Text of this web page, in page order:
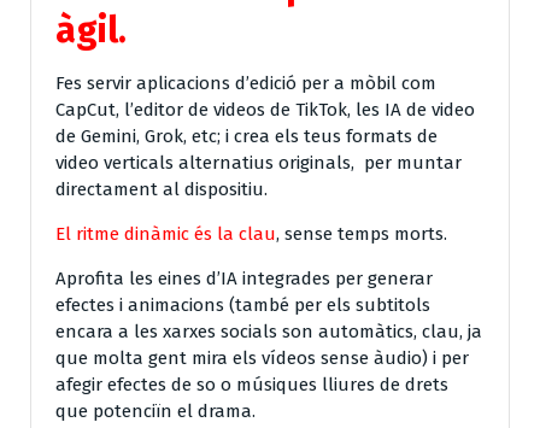
àgil.
Fes servir aplicacions d’edició per a mòbil com
CapCut, l’editor de videos de TikTok, les IA de video
de Gemini, Grok, etc; i crea els teus formats de
video verticals alternatius originals, per muntar
directament al dispositiu.
El ritme dinàmic és la clau, sense temps morts.
Aprofita les eines d’IA integrades per generar
efectes i animacions (també per els subtitols
encara a les xarxes socials son automàtics, clau, ja
que molta gent mira els vídeos sense àudio) i per
afegir efectes de so o músiques lliures de drets
que potenciïn el drama.